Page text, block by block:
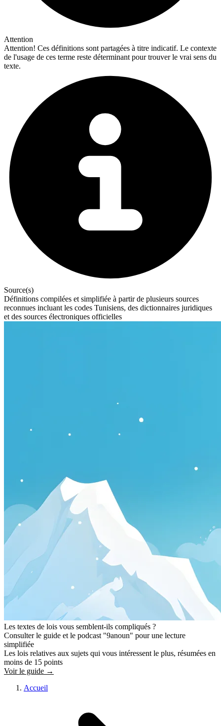
Attention
Attention! Ces définitions sont partagées à titre indicatif. Le contexte
de l'usage de ces terme reste déterminant pour trouver le vrai sens du
texte.
Source(s)
Définitions compilées et simplifiée à partir de plusieurs sources
reconnues incluant les codes Tunisiens, des dictionnaires juridiques
et des sources électroniques officielles
Les textes de lois vous semblent-ils compliqués ?
Consulter le guide et le podcast "9anoun" pour une lecture
simplifiée
Les lois relatives aux sujets qui vous intéressent le plus, résumées en
moins de 15 points
Voir le guide →
Accueil